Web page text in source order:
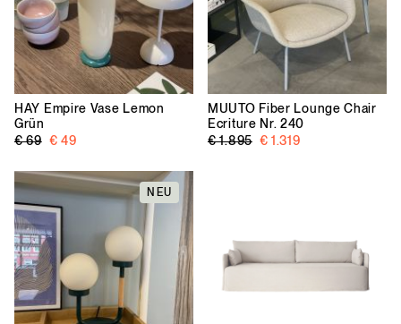
HAY Empire Vase Lemon
Grün
€ 69 € 49
MUUTO Fiber Lounge Chair
Ecriture Nr. 240
€ 1.895 € 1.319
NEU